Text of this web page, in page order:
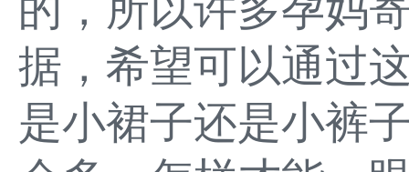
据，希望可以通过
是小裙子还是小裤